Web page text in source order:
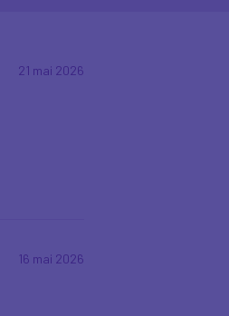
21 mai 2026
16 mai 2026